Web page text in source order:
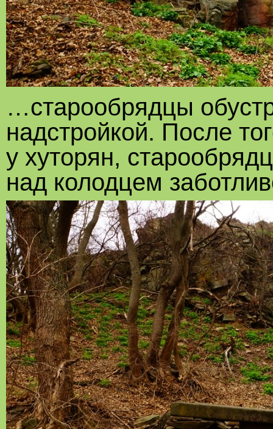
…старообрядцы
надстройкой. После
у хуторян,
над колодцем